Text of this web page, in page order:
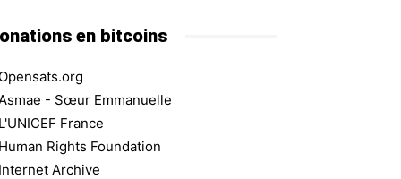
en bitcoins
Opensats.org
- Sœur Emmanuelle
L'UNICEF France
Human Rights Foundation
Internet Archive